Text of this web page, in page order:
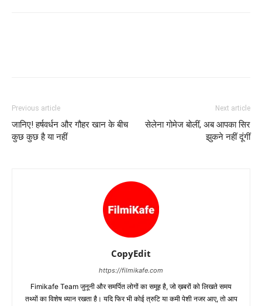
Previous article
जानिए! हर्षवर्धन और गौहर खान के बीच
कुछ कुछ है या नहीं
Next article
सेलेना गोमेज बोलीं, अब आपका सिर
झुकने नहीं दूंगीं
CopyEdit
https://filmikafe.com
Fimikafe Team जुनूनी और समर्पित लोगों का समूह है, जो ख़बरों को लिखते समय
तथ्‍यों का विशेष ध्‍यान रखता है। यदि फिर भी कोई त्रुटि या कमी पेशी नजर आए, तो आप